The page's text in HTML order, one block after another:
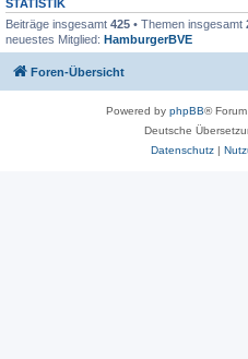
STATISTIK
Beiträge insgesamt 425 • Themen insgesamt
neuestes Mitglied: HamburgerBVE
Foren-Übersicht
Powered by phpBB®
Deutsche
Datenschutz|